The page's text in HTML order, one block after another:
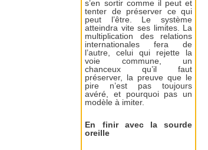
s’en sortir comme il peut et
tenter de préserver ce qui
peut l’être. Le système
atteindra vite ses limites. La
multiplication des relations
internationales fera de
l’autre, celui qui rejette la
voie commune, un
chanceux qu’il faut
préserver, la preuve que le
pire n’est pas toujours
avéré, et pourquoi pas un
modèle à imiter.
En finir avec la sourde
oreille